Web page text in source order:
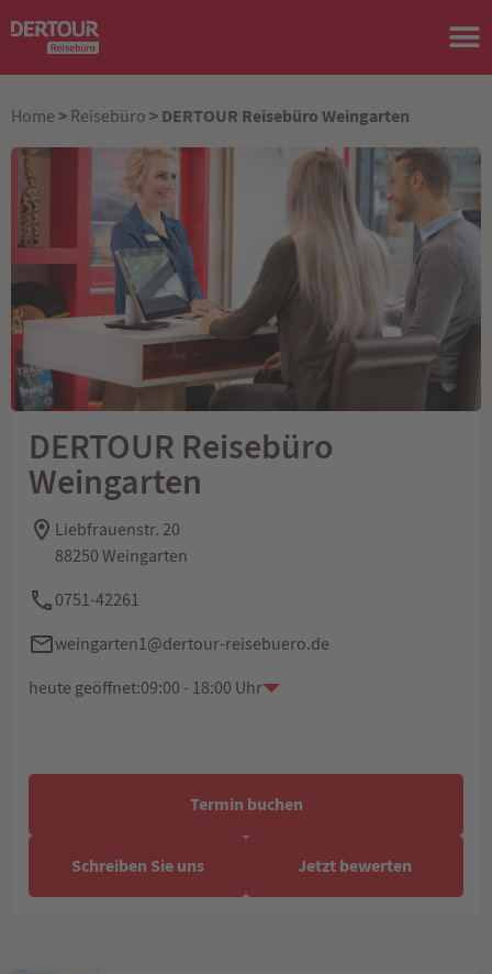
Home > Reisebüro > DERTOUR Reisebüro Weingarten
DERTOUR Reisebüro
Weingarten
Liebfrauenstr. 20
88250 Weingarten
0751-42261
weingarten1@dertour-reisebuero.de
heute geöffnet:09:00 - 18:00 Uhr
Termin buchen
Schreiben Sie uns Jetzt bewerten